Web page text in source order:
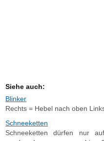
Siehe auch:
Blinker
Rechts = Hebel nach oben
Schneeketten
Schneeketten dürfen nur